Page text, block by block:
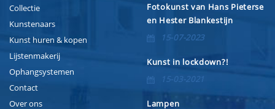
Collectie
Kunstenaars
Kunst huren & kopen
Lijstenmakerij
Ophangsystemen
Contact
Over ons
Fotokunst van Hans Pieterse
en Hester Blankestijn
15-07-2023
Kunst in lockdown?!
15-03-2021
Lampen